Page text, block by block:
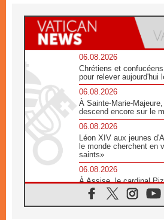
06.08.2026
Chrétiens et
pour relever aujourd'hui
06.08.2026
À Sainte-Marie-
descend encore sur le
06.08.2026
Léon XIV aux jeunes
le monde cherchent en
saints»
06.08.2026
À Assise, le cardinal
«les chrétiens veulent
06.08.2026